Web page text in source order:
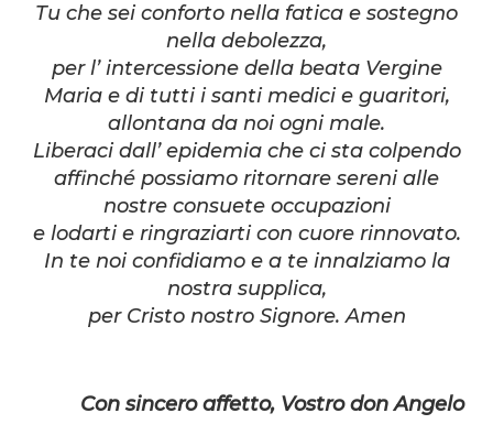
Tu che sei conforto nella fatica e sostegno
nella debolezza,
per l’ intercessione della beata Vergine
Maria e di tutti i santi medici e guaritori,
allontana da noi ogni male.
Liberaci dall’ epidemia che ci sta colpendo
affinché possiamo ritornare sereni alle
nostre consuete occupazioni
e lodarti e ringraziarti con cuore rinnovato.
In te noi confidiamo e a te innalziamo la
nostra supplica,
per Cristo nostro Signore. Amen
Con sincero affetto, Vostro don Angelo